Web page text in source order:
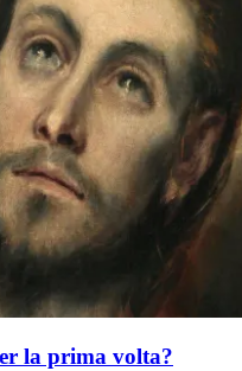
la prima volta?